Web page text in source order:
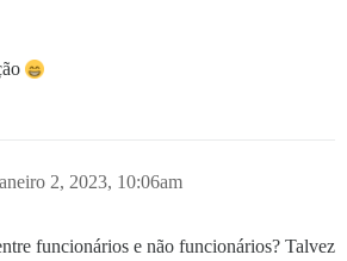
2, 2023, 10:06am
funcionários e não funcionários? Talvez